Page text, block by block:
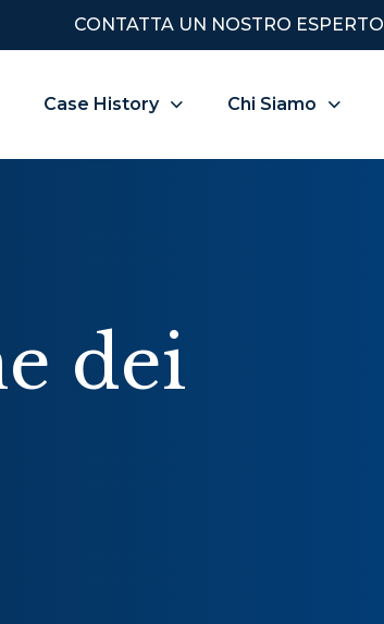
CONTATTA UN NOSTRO ESPERTO
Case History Chi Siamo
dei